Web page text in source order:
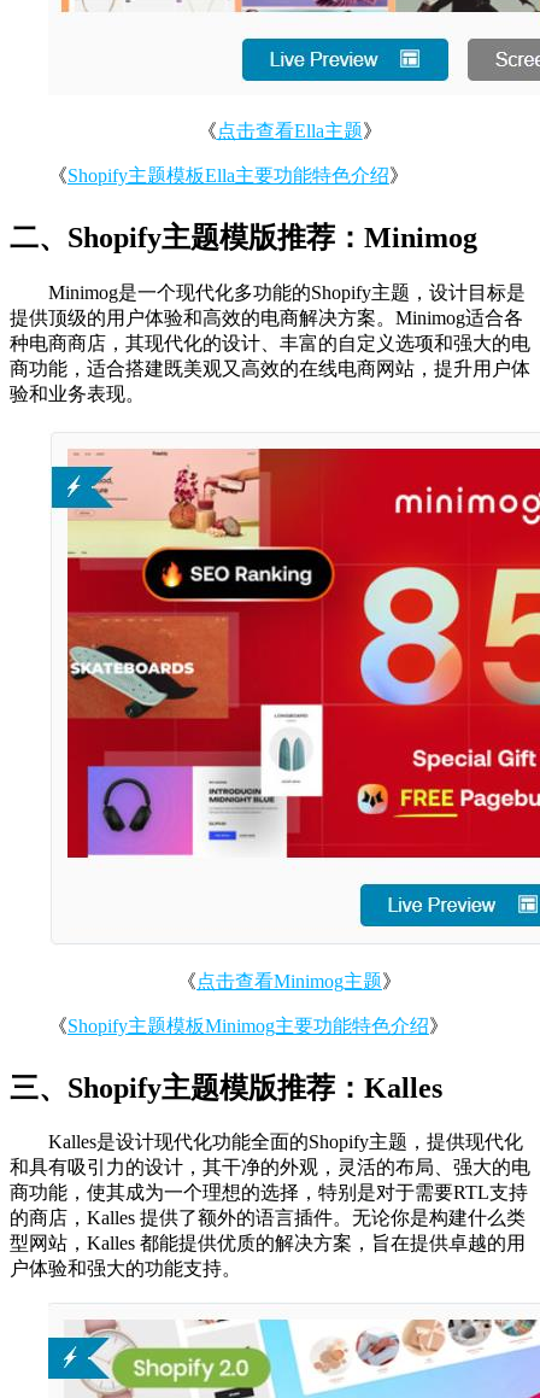
《点击查看Ella主题》
《Shopify主题模板Ella主要功能特色介绍》
二、Shopify主题模版推荐：Minimog
Minimog是一个现代化多功能的Shopify主题，设计目标是
提供顶级的用户体验和高效的电商解决方案。Minimog适合各
种电商商店，其现代化的设计、丰富的自定义选项和强大的电
商功能，适合搭建既美观又高效的在线电商网站，提升用户体
验和业务表现。
《点击查看Minimog主题》
《Shopify主题模板Minimog主要功能特色介绍》
三、Shopify主题模版推荐：Kalles
Kalles是设计现代化功能全面的Shopify主题，提供现代化
和具有吸引力的设计，其干净的外观，灵活的布局、强大的电
商功能，使其成为一个理想的选择，特别是对于需要RTL支持
的商店，Kalles 提供了额外的语言插件。无论你是构建什么类
型网站，Kalles 都能提供优质的解决方案，旨在提供卓越的用
户体验和强大的功能支持。